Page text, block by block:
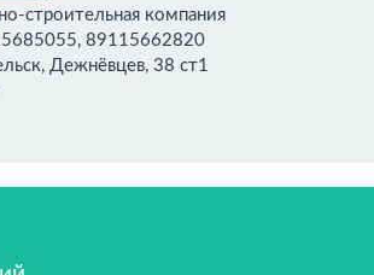
строительная компания
89115662820
Дежнёвцев, 38 ст1